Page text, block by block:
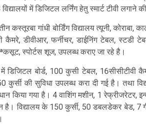
में डिजिटल लर्निंग हेतु स्मार्ट टीवी लगाने
कस्तूरबा गांधी बोर्डिंग विद्यालय त्यूनी, कोराबा,
कैमरे, डीवीआर, फर्नीचर, डाईनिंग टेबल, स्टडी
स्पोर्टस शूज, उपलब्ध कराए जा रहे है।
में डिजिटल बोर्ड, 100 कुसी टेबल, 16सीसीटीवी
कुर्सी की सुविधा उपलब्ध करा दी गई है। तथा
किया गया है। 4 वाशिंग मशीन, 1
है। विद्यालय के 150 कुर्सी, 50 डबलडेकर बेड, 7